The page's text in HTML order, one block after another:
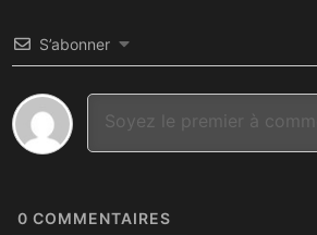
S’abonner
0 COMMENTAIRES